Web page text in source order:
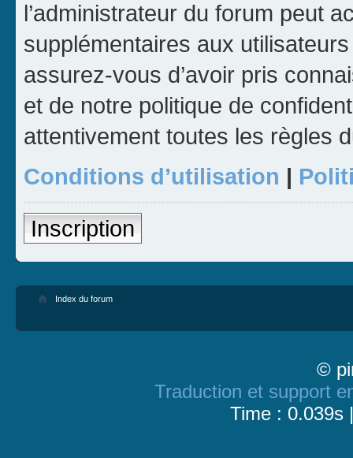
l’administrateur du forum peut
supplémentaires aux
assurez-vous d’avoir pris
et de notre politique de
attentivement toutes les règles
Conditions d’utilisation |
Inscription
Index du forum
©
Traduction et support
Time : 0.039s